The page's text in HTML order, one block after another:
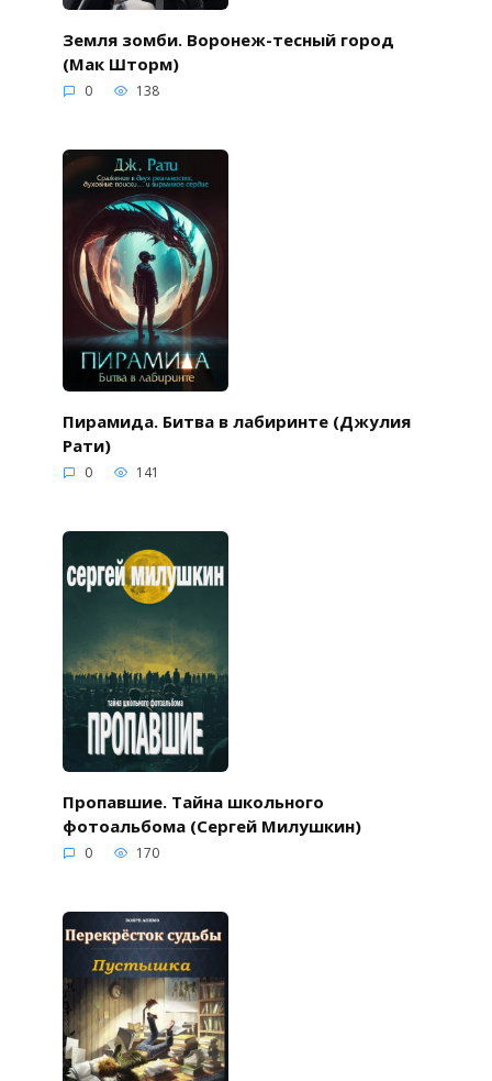
Земля зомби. Воронеж-тесный город
(Мак Шторм)
0 138
Пирамида. Битва в лабиринте (Джулия
Рати)
0 141
Пропавшие. Тайна школьного
фотоальбома (Сергей Милушкин)
0 170